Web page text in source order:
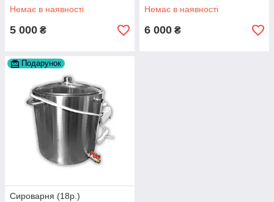
Немає в наявності
5 000 ₴
Немає в наявності
6 000 ₴
Подарунок
Сироварня (18р.)